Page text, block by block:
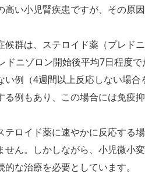
高い小児腎疾患ですが、その原
候群は、ステロイド薬（プレド
ドニゾロン開始後平均7日程度
い例（4週間以上反応しない場
る例もあり、この場合には免疫
テロイド薬に速やかに反応する
せん。しかしながら、小児微小
な治療を必要としています。